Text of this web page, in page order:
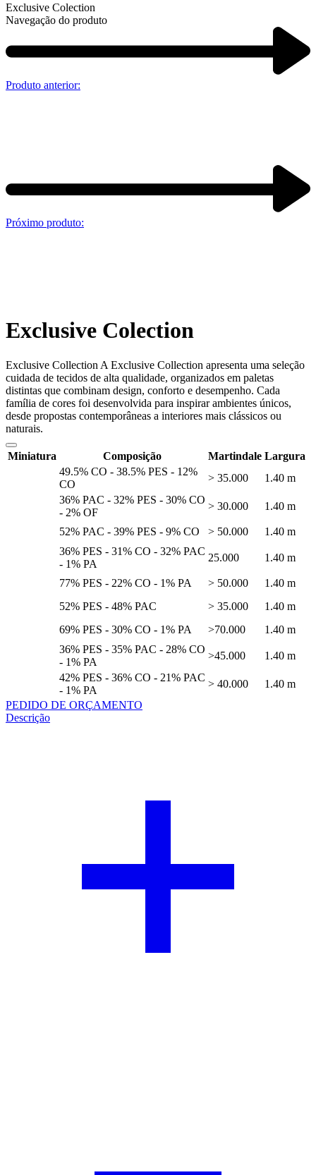
Exclusive Colection
Navegação do produto
Produto anterior:
Próximo produto:
Exclusive Colection
Exclusive Collection A Exclusive Collection apresenta uma seleção
cuidada de tecidos de alta qualidade, organizados em paletas
distintas que combinam design, conforto e desempenho. Cada
família de cores foi desenvolvida para inspirar ambientes únicos,
desde propostas contemporâneas a interiores mais clássicos ou
naturais.
Miniatura Composição Martindale Largura
49.5% CO - 38.5% PES - 12%
CO
> 35.000
1.40 m
36% PAC - 32% PES - 30% CO
- 2% OF
> 30.000 1.40 m
52% PAC - 39% PES - 9% CO > 50.000
1.40 m
36% PES - 31% CO - 32% PAC
- 1% PA
25.000 1.40 m
77% PES - 22% CO - 1% PA > 50.000
1.40 m
52% PES - 48% PAC
> 35.000
1.40 m
69% PES - 30% CO - 1% PA
>70.000
1.40 m
36% PES - 35% PAC - 28% CO
- 1% PA
>45.000
1.40 m
42% PES - 36% CO - 21% PAC
- 1% PA
> 40.000
1.40 m
PEDIDO DE ORÇAMENTO
Descrição